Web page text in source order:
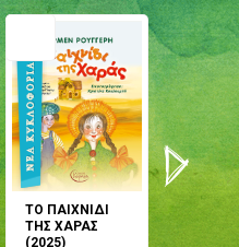
ΤΟ ΠΑΙΧΝΙΔΙ
ΤΗΣ ΧΑΡΑΣ
(2025)
μου;